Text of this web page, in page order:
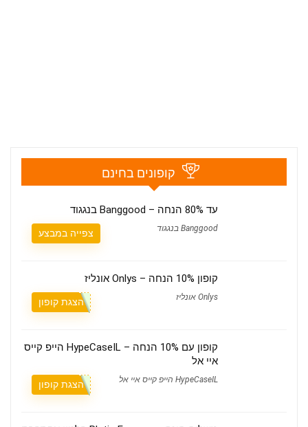
קופונים בחינם
עד 80% הנחה – Banggood בנגגוד
Banggood בנגגוד צפייה במבצע
קופון 10% הנחה – Onlys אונליז
Onlys אונליז הצגת קופון
קופון עם 10% הנחה – HypeCaseIL הייפ קייס
איי אל
HypeCaseIL הייפ קייס איי אל הצגת קופון